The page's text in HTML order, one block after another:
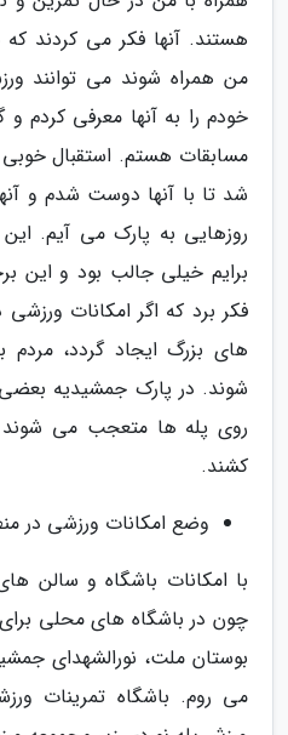
هستند. آنها فکر می کردند
من همراه شوند می توانند
خودم را به آنها معرفی کردم
مسابقات هستم. استقبال
شد تا با آنها دوست شدم و
روزهایی به پارک می آیم.
برایم خیلی جالب بود و این
فکر برد که اگر امکانات
های بزرگ ایجاد گردد،
شوند. در پارک جمشیدیه
روی پله ها متعجب می
کشند.
وضع امکانات ورزشی در
با امکانات باشگاه و سالن
چون در باشگاه های محلی برای
بوستان ملت، نورالشهدای
می روم. باشگاه تمرینات